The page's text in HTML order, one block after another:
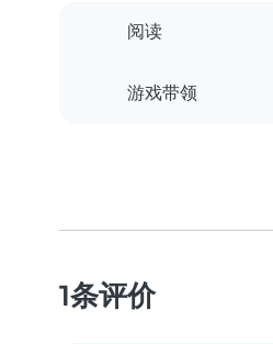
阅读
游戏带领
1条评价